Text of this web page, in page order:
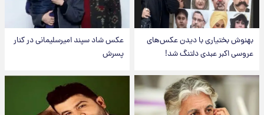
بهنوش بختیاری با دیدن عکس‌های
عروسی اکبر عبدی دلتنگ شد!
عکس شاد سپند امیرسلیمانی در کنار
پسرش